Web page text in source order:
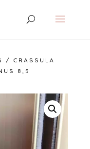
/ CRASSULA
8,5